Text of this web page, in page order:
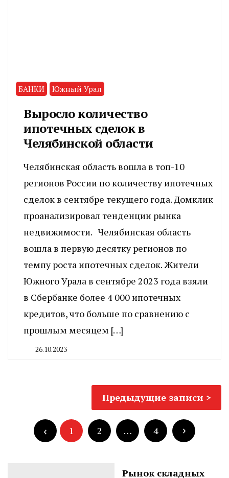
БАНКИ Южный Урал
Выросло количество
ипотечных сделок в
Челябинской области
Челябинская область вошла в топ-10
регионов России по количеству ипотечных
сделок в сентябре текущего года. Домклик
проанализировал тенденции рынка
недвижимости. Челябинская область
вошла в первую десятку регионов по
темпу роста ипотечных сделок. Жители
Южного Урала в сентябре 2023 года взяли
в Сбербанке более 4 000 ипотечных
кредитов, что больше по сравнению с
прошлым месяцем […]
26.10.2023
записям
Предыдущие записи
записей
1 2 … 4
Рынок складных